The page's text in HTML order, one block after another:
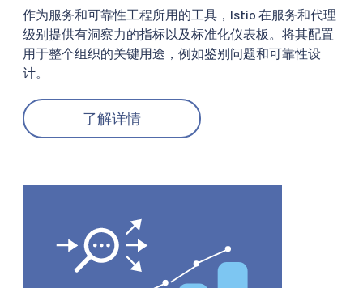
作为服务和可靠性工程所用的工具，Istio 在服务和代理
级别提供有洞察力的指标以及标准化仪表板。将其配置
用于整个组织的关键用途，例如鉴别问题和可靠性设
计。
了解详情